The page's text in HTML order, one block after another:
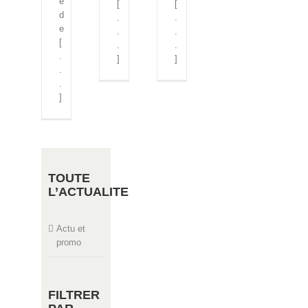
d
e
[
.
.
.
]
[
.
.
.
]
[
.
.
.
]
TOUTE
L’ACTUALITE
Actu et
promo
FILTRER